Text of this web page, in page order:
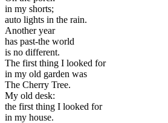
in my shorts;
auto lights in the rain.
Another year
has past-the world
is no different.
The first thing I looked for
in my old garden was
The Cherry Tree.
My old desk:
the first thing I looked for
in my house.